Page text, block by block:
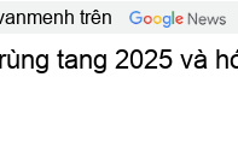
trên
tang 2025 và